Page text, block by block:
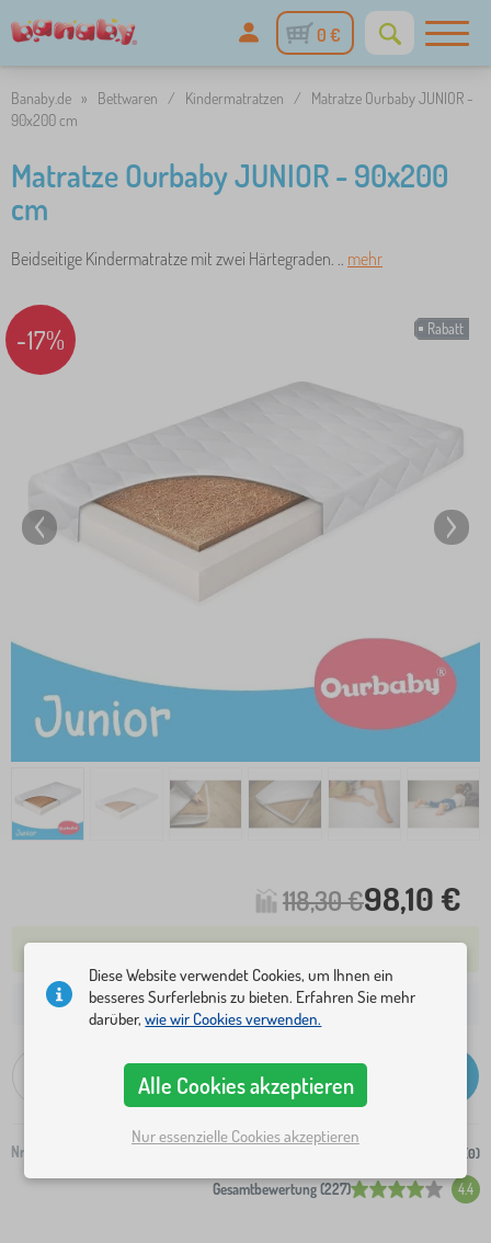
0 €
Banaby.de » Bettwaren / Kindermatratzen /
Matratze Ourbaby JUNIOR -
90x200 cm
Matratze Ourbaby JUNIOR - 90x200
cm
Beidseitige Kindermatratze mit zwei Härtegraden. .. mehr
Rabatt
-17%
118,30 €98,10 €
3-4 ARBEITSTAGE (MEHR ALS 5 ST AUF LAGER)
Versand an Ihre Adresse ab:
in den Warenkorb
Nr.:
Gesamtbewertung (227) 4.4
Zur Einkaufsliste hinzufügen (0)
Diese Website verwendet Cookies, um Ihnen ein
besseres Surferlebnis zu bieten. Erfahren Sie mehr
darüber,wie wir Cookies verwenden.
Alle Cookies akzeptieren
Nur essenzielle Cookies akzeptieren